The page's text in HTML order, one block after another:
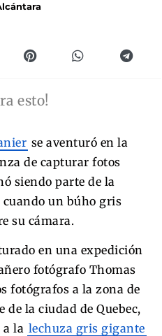
esto!
se aventuró en la
de capturar fotos
siendo parte de la
cuando un búho gris
su cámara.
en una expedición
fotógrafo Thomas
fotógrafos a la zona de
de la ciudad de Quebec,
a la lechuza gris gigante